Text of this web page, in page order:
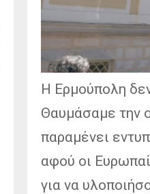
Η Ερμούπολη
Θαυμάσαμε την
παραμένει
αφού οι
για να